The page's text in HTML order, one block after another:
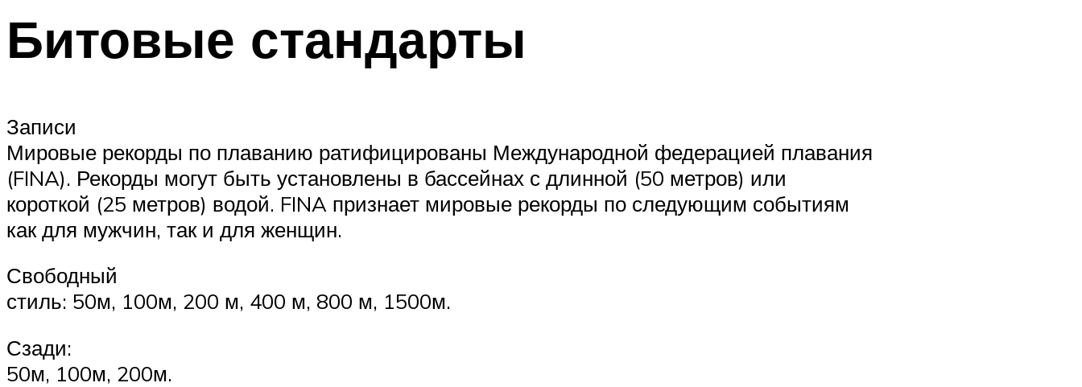
Битовые стандарты
Записи
Мировые рекорды по плаванию ратифицированы Международной федерацией плавания
(FINA). Рекорды могут быть установлены в бассейнах с длинной (50 метров) или
короткой (25 метров) водой. FINA признает мировые рекорды по следующим событиям
как для мужчин, так и для женщин.
Свободный
стиль: 50м, 100м, 200 м, 400 м, 800 м, 1500м.
Сзади:
50м, 100м, 200м.